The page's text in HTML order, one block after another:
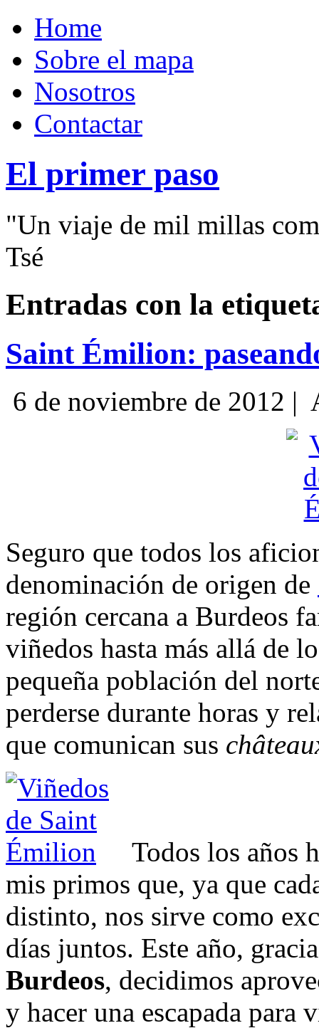
Home
Sobre el mapa
Nosotros
Contactar
El primer paso
"Un viaje de mil millas
Tsé
Entradas con la
Saint Émilion:
6 de noviembre de 2012 |
Seguro que todos los
denominación de origen de
región cercana a Burdeos
viñedos hasta más allá de
pequeña población del
perderse durante horas y
que comunican sus
Todos los años
mis primos que, ya que
distinto, nos sirve como
días juntos. Este año,
Burdeos, decidimos
y hacer una escapada